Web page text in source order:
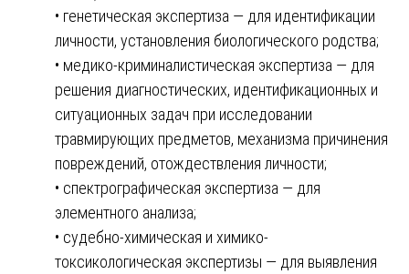
• генетическая экспертиза — для идентификации
личности, установления биологического родства;
• медико-криминалистическая экспертиза — для
решения диагностических, идентификационных и
ситуационных задач при исследовании
травмирующих предметов, механизма причинения
повреждений, отождествления личности;
• спектрографическая экспертиза — для
элементного анализа;
• судебно-химическая и химико-
токсикологическая экспертизы — для выявления